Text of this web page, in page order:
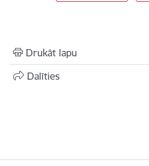
Drukāt lapu
Dalīties